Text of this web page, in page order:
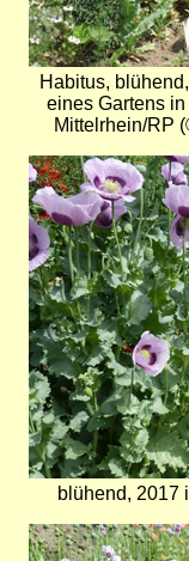
Habitus,
eines Gartens
Mittelrhein/RP
Bild
blühend, 2017
Bild